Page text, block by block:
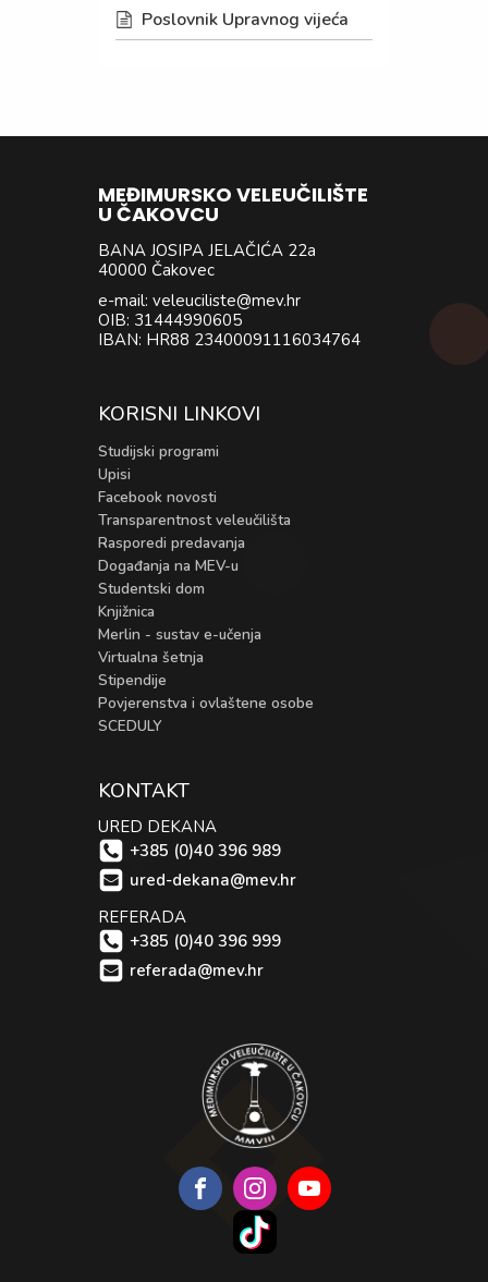
Poslovnik Upravnog vijeća
MEĐIMURSKO VELEUČILIŠTE
U ČAKOVCU
BANA JOSIPA JELAČIĆA 22a
40000 Čakovec
e-mail: veleuciliste@mev.hr
OIB: 31444990605
IBAN: HR88 23400091116034764
KORISNI LINKOVI
Studijski programi
Upisi
Facebook novosti
Transparentnost veleučilišta
Rasporedi predavanja
Događanja na MEV-u
Studentski dom
Knjižnica
Merlin - sustav e-učenja
Virtualna šetnja
Stipendije
Povjerenstva i ovlaštene osobe
SCEDULY
KONTAKT
URED DEKANA
+385 (0)40 396 989
ured-dekana@mev.hr
REFERADA
+385 (0)40 396 999
referada@mev.hr